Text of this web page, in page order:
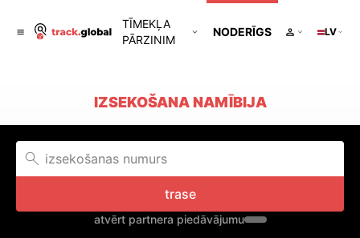
TĪMEKĻA
PĀRZINIM
NODERĪGS LV
IZSEKOŠANA NAMĪBIJA
trase
atvērt partnera piedāvājumu